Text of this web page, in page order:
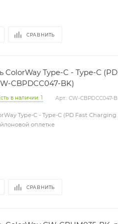
СРАВНИТЬ
ColorWay Type-C - Type-C
CBPDCC047-BK)
в наличии: 1 Арт.: CW-CBPDCC047-
Type-C - Type-C (PD Fast Charging
оплетке
СРАВНИТЬ